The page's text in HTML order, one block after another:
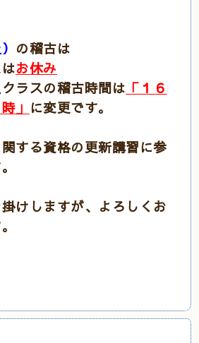
の稽古は
お休み
ラスの稽古時間は 「１６
」 に変更です。
する資格の更新講習に参
けしますが、よろしくお